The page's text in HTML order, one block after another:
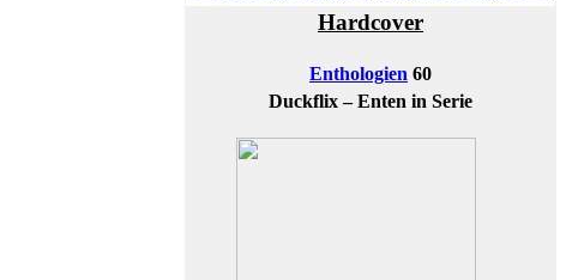
Hardcover
Enthologien 60
Duckflix – Enten in Serie